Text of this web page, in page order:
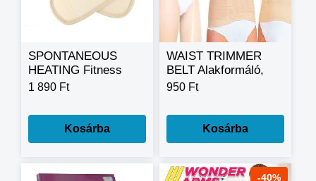
SPONTANEOUS
HEATING Fitness
Has és derékszorító
öv
1 890 Ft
Kosárba
WAIST TRIMMER
BELT Alakformáló,
karcsúsító öv,
950 Ft
Kosárba
-40%